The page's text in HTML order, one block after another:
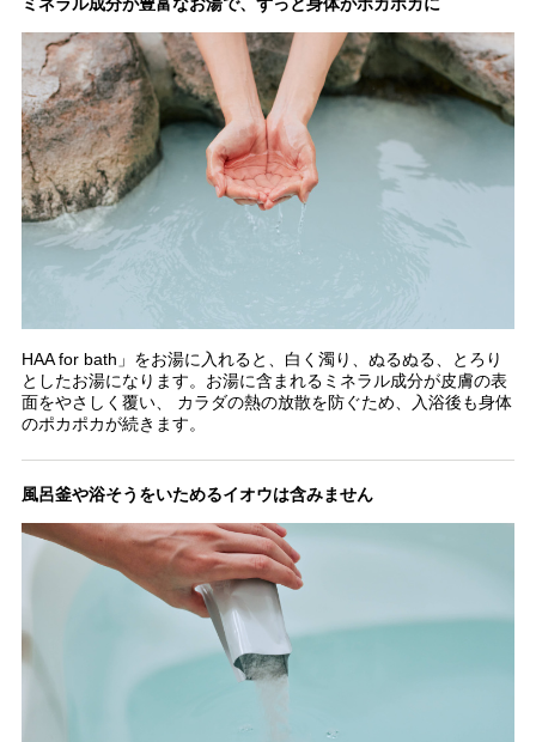
ミネラル成分が豊富なお湯で、ずっと身体がポカポカに
HAA for bath」をお湯に入れると、白く濁り、ぬるぬる、とろり
としたお湯になります。お湯に含まれるミネラル成分が皮膚の表
面をやさしく覆い、 カラダの熱の放散を防ぐため、入浴後も身体
のポカポカが続きます。
風呂釜や浴そうをいためるイオウは含みません